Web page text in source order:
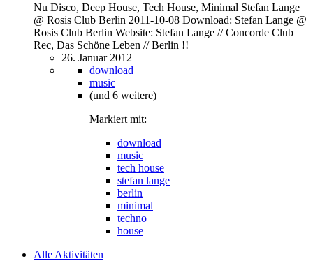
Nu Disco, Deep House, Tech House, Minimal Stefan Lange
@ Rosis Club Berlin 2011-10-08 Download: Stefan Lange @
Rosis Club Berlin Website: Stefan Lange // Concorde Club
Rec, Das Schöne Leben // Berlin !!
26. Januar 2012
download
music
(und 6 weitere)
Markiert mit:
download
music
tech house
stefan lange
berlin
minimal
techno
house
Alle Aktivitäten